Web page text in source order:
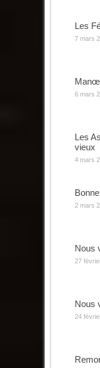
Les
7 mars
6 mars
Les
vieux
4 mars
2 mars
Nous
27
Nous
24